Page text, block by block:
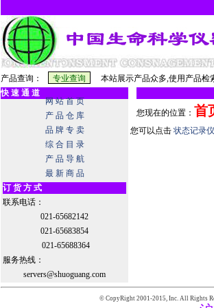
产品查询：
本站展示产品众多,使用产品检
快 速 通 道
网 站 首 页
产 品 仓 库
品 牌 专 卖
综 合 目 录
产 品 导 航
最 新 商 品
订 货 方 式
联系电话：
021-65682142
021-65683854
021-65688364
服务热线：
servers@shuoguang.com
您现在的位置： 首
您可以点击 状态记录
© CopyRight 2001-2015, Inc. All Rights